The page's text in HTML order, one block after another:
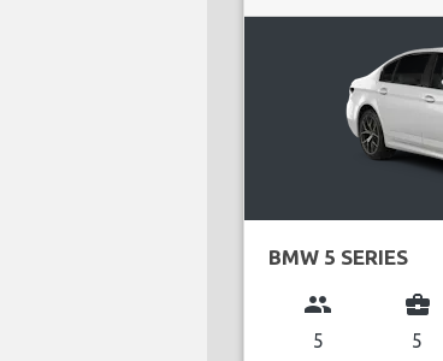
BMW 5 SERIES
group
5
business_center
5